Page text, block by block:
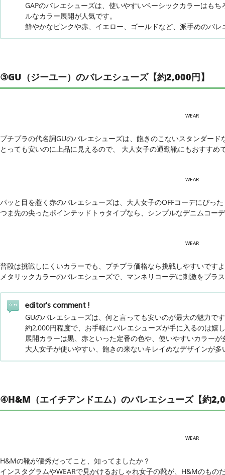
GAPのバレエシューズは、使いやすいベーシックカラーはも
ルなカラー展開が人気です。
鮮やかなピンクや赤、イエロー、ゴールドなど、派手めのバ
③GU（ジーユー）のバレエシューズ【約2,000円】
WEAR
プチプラの代名詞GUのバレエシューズは、飽きのこないスタンダード
とっても安いのに上品に見えるので、 大人女子の通勤靴にもおすすめ
WEAR
パッと目を惹く赤のバレエシューズは、大人女子のOFFコーデにぴっ
つま先の尖ったポインテッドトゥタイプなら、シンプルなデニムコー
WEAR
普段は挑戦しにくいカラーでも、プチプラ価格なら挑戦しやすいです
メタリックカラーのバレエシューズで、マンネリコーデに刺激をプラ
editor's comment !
GUのバレエシューズは、何と言っても安いのが最大の魅力で
約2,000円程度で、お手軽にバレエシューズが手に入るのは嬉
展開カラーは黒、赤といった定番の色や、使いやすいカラー
大人女子が使いやすい、飽きの来ないキレイめなデザインが
④H&M（エイチアンドエム）のバレエシューズ【約
WEAR
H&Mの靴が優秀だってこと、知ってましたか？
インスタグラムやWEARで見かけるおしゃれ女子の靴が、H&Mのもの